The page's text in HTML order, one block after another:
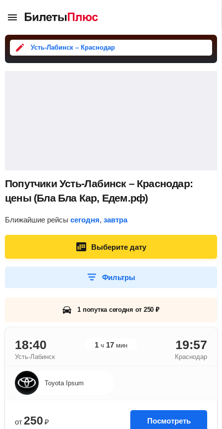
Усть-Лабинск – Краснодар
Попутчики Усть-Лабинск – Краснодар:
цены (Бла Бла Кар, Едем.рф)
Ближайшие рейсы сегодня, завтра
Выберите дату
Фильтры
1 попутка сегодня от 250 ₽
18:40 1 ч 17 мин 19:57
Усть-Лабинск Краснодар
Toyota Ipsum
от 250 ₽ Посмотреть